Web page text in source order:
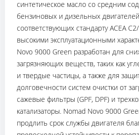
синтетическое масло со средним
бензиновых и дизельных
соответствующих стандарту ACEA
высокими эксплуатационными
Novo 9000 Green разработан для
загрязняющих веществ, таких как
и твердые частицы, а также для
долговечности систем очистки от
сажевые фильтры (GPF, DPF) и
катализаторы. Nomad Novo 9000
продлить срок службы двигателя